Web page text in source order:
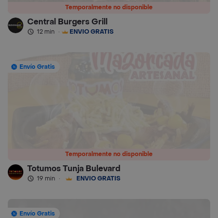
Temporalmente no disponible
Central Burgers Grill
12 min · ENVÍO GRATIS
Temporalmente no disponible
Envío Gratis
Totumos Tunja Bulevard
19 min · ENVÍO GRATIS
Envío Gratis